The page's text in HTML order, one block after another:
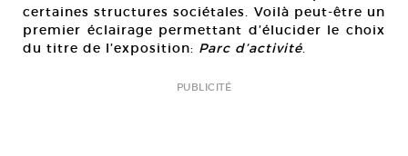
certaines structures sociétales. Voilà peut-être un
premier éclairage permettant d’élucider le choix
du titre de l’exposition: Parc d’activité.
PUBLICITÉ